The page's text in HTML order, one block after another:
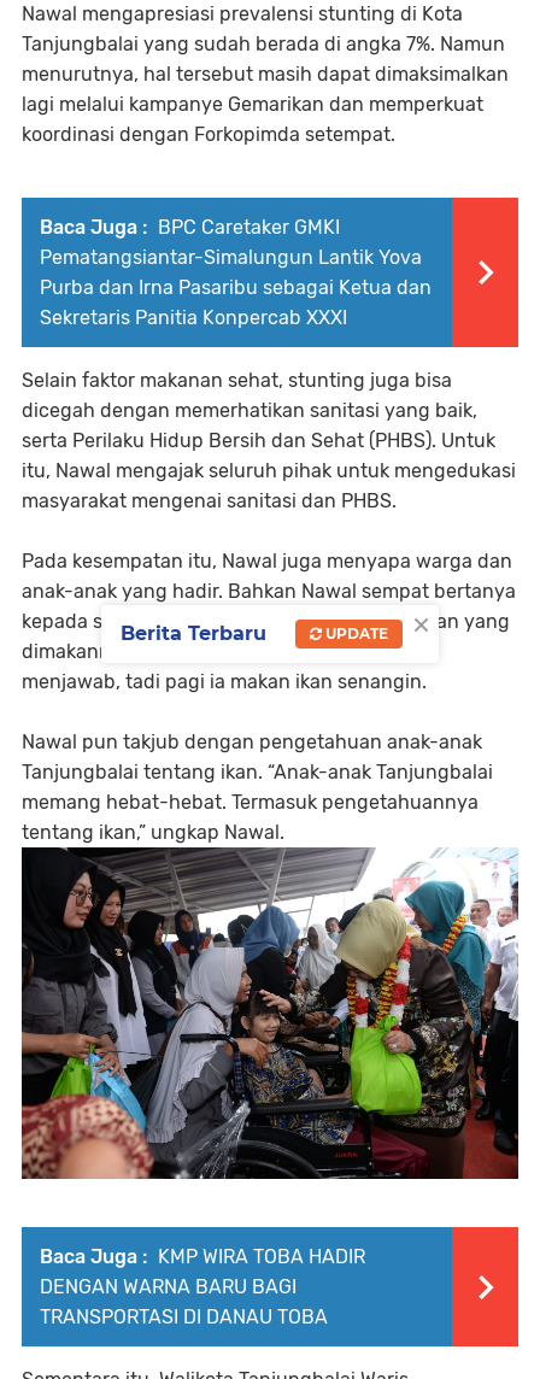
Nawal mengapresiasi prevalensi stunting di Kota
Tanjungbalai yang sudah berada di angka 7%. Namun
menurutnya, hal tersebut masih dapat dimaksimalkan
lagi melalui kampanye Gemarikan dan memperkuat
koordinasi dengan Forkopimda setempat.
Baca Juga :
BPC Caretaker GMKI
Pematangsiantar-Simalungun Lantik Yova
Purba dan Irna Pasaribu sebagai Ketua dan
Sekretaris Panitia Konpercab XXXI
Selain faktor makanan sehat, stunting juga bisa
dicegah dengan memerhatikan sanitasi yang baik,
serta Perilaku Hidup Bersih dan Sehat (PHBS). Untuk
itu, Nawal mengajak seluruh pihak untuk mengedukasi
masyarakat mengenai sanitasi dan PHBS.
Pada kesempatan itu, Nawal juga menyapa warga dan
anak-anak yang hadir. Bahkan Nawal sempat bertanya
kepada salah satu anak kecil, tentang nama ikan yang
dimakannya tadi pagi. Spontan anak tersebut
menjawab, tadi pagi ia makan ikan senangin.
Nawal pun takjub dengan pengetahuan anak-anak
Tanjungbalai tentang ikan. “Anak-anak Tanjungbalai
memang hebat-hebat. Termasuk pengetahuannya
tentang ikan,” ungkap Nawal.
Baca Juga : KMP WIRA TOBA HADIR
DENGAN WARNA BARU BAGI
TRANSPORTASI DI DANAU TOBA
×
Berita Terbaru UPDATE